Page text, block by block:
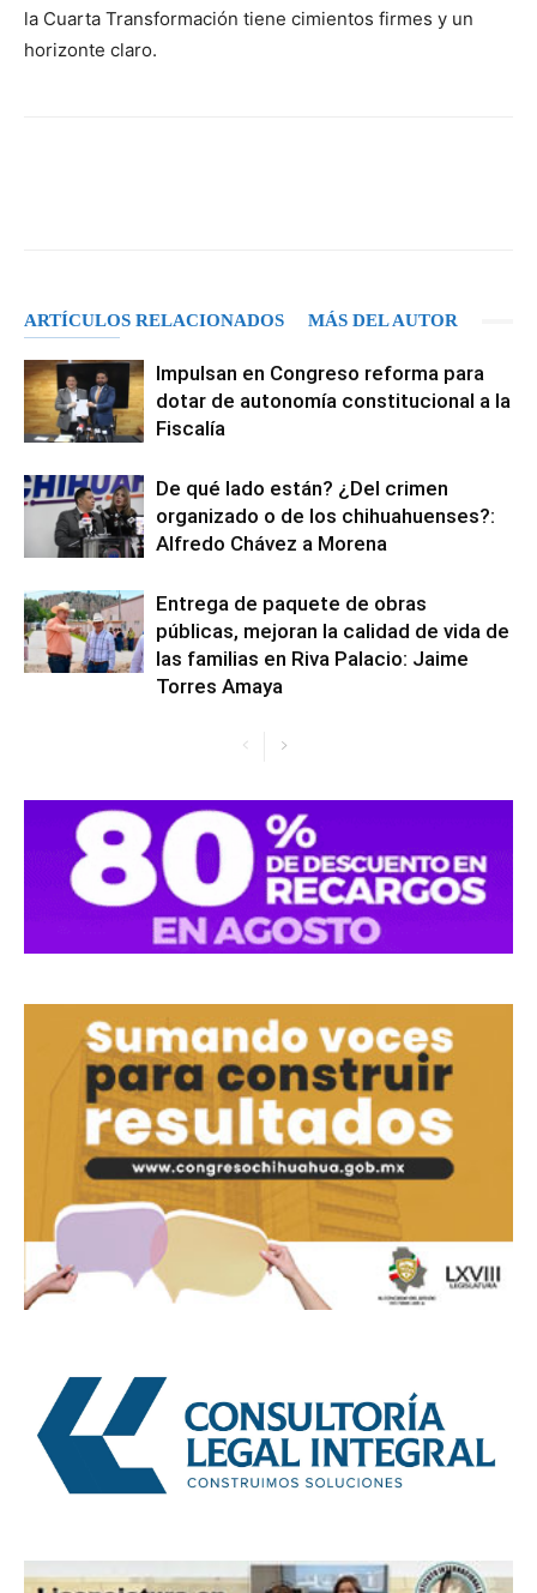
la Cuarta Transformación tiene cimientos firmes y un
horizonte claro.
ARTÍCULOS RELACIONADOS MÁS DEL AUTOR
Impulsan en Congreso reforma para
dotar de autonomía constitucional a la
Fiscalía
De qué lado están? ¿Del crimen
organizado o de los chihuahuenses?:
Alfredo Chávez a Morena
Entrega de paquete de obras
públicas, mejoran la calidad de vida de
las familias en Riva Palacio: Jaime
Torres Amaya